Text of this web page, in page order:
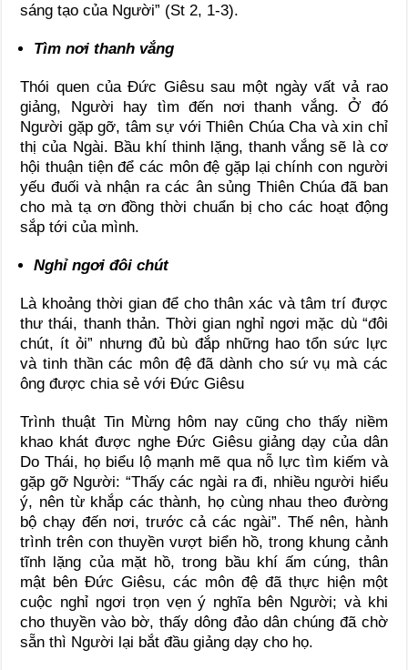
sáng tạo của Người” (St 2, 1-3).
Tìm nơi thanh vắng
Thói quen của Đức Giêsu sau một ngày vất vả rao
giảng, Người hay tìm đến nơi thanh vắng. Ở đó
Người gặp gỡ, tâm sự với Thiên Chúa Cha và xin chỉ
thị của Ngài. Bầu khí thinh lặng, thanh vắng sẽ là cơ
hội thuận tiện để các môn đệ gặp lại chính con người
yếu đuối và nhận ra các ân sủng Thiên Chúa đã ban
cho mà tạ ơn đồng thời chuẩn bị cho các hoạt động
sắp tới của mình.
Nghỉ ngơi đôi chút
Là khoảng thời gian để cho thân xác và tâm trí được
thư thái, thanh thản. Thời gian nghỉ ngơi mặc dù “đôi
chút, ít ỏi” nhưng đủ bù đắp những hao tổn sức lực
và tinh thần các môn đệ đã dành cho sứ vụ mà các
ông được chia sẻ với Đức Giêsu
Trình thuật Tin Mừng hôm nay cũng cho thấy niềm
khao khát được nghe Đức Giêsu giảng dạy của dân
Do Thái, họ biểu lộ mạnh mẽ qua nỗ lực tìm kiếm và
gặp gỡ Người: “Thấy các ngài ra đi, nhiều người hiểu
ý, nên từ khắp các thành, họ cùng nhau theo đường
bộ chạy đến nơi, trước cả các ngài”. Thế nên, hành
trình trên con thuyền vượt biển hồ, trong khung cảnh
tĩnh lặng của mặt hồ, trong bầu khí ấm cúng, thân
mật bên Đức Giêsu, các môn đệ đã thực hiện một
cuộc nghỉ ngơi trọn vẹn ý nghĩa bên Người; và khi
cho thuyền vào bờ, thấy dông đảo dân chúng đã chờ
sẵn thì Người lại bắt đầu giảng dạy cho họ.